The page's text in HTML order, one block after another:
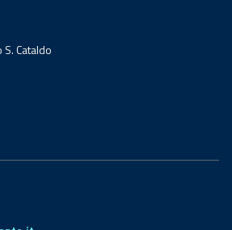
Cataldo